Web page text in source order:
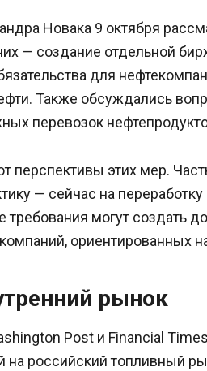
Новака 9 октября
— создание отдельной
для
Также обсуждались
перевозок
перспективы этих мер.
— сейчас на переработку
могут создать
ориентированных
рынок
Post и Financial
российский топливный